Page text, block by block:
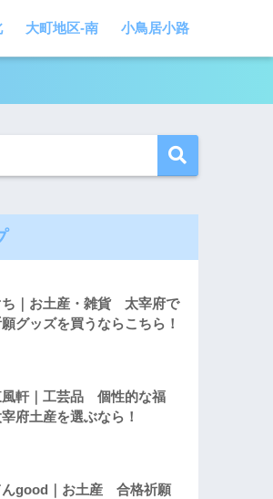
大町地区-南 小鳥居小路
ち｜お土産・雑貨 太宰府で
グッズを買うならこちら！
風軒｜工芸品 個性的な福
府土産を選ぶなら！
んgood｜お土産 合格祈願